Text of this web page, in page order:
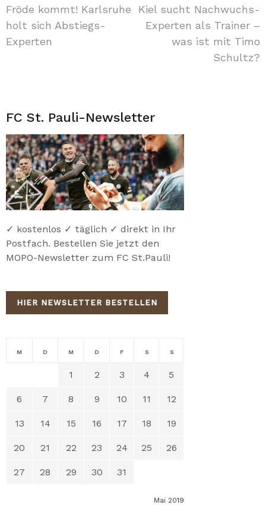
Beitragsnavigation
Fröde kommt! Karlsruhe
holt sich Abstiegs-
Experten
Kiel sucht Nachwuchs-
Experten als Trainer –
was ist mit Timo
Schultz?
FC St. Pauli-Newsletter
✓ kostenlos ✓ täglich ✓ direkt in Ihr
Postfach. Bestellen Sie jetzt den
MOPO-Newsletter zum FC St.Pauli!
HIER NEWSLETTER BESTELLEN
Mai 2019
M D M D F S S
1 2 3 4 5
6 7 8 9 10 11 12
13 14 15 16 17 18 19
20 21 22 23 24 25 26
27 28 29 30 31